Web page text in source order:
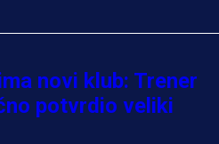
novi klub: Trener
potvrdio veliki